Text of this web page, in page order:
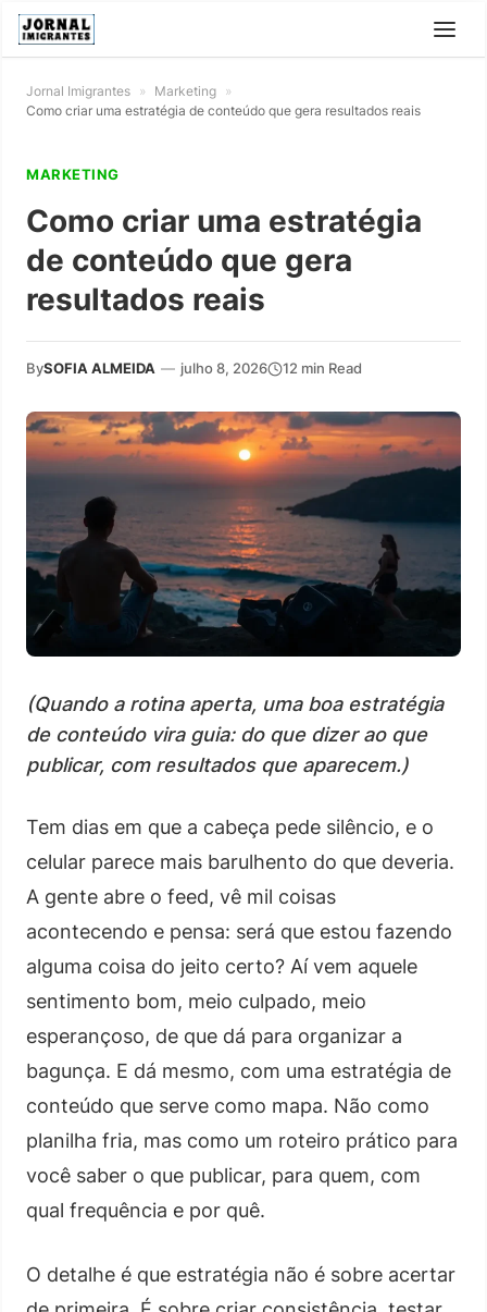
Jornal Imigrantes » Marketing »
Como criar uma estratégia de conteúdo que gera resultados reais
MARKETING
Como criar uma estratégia
de conteúdo que gera
resultados reais
BySOFIA ALMEIDA — julho 8, 2026 12 min Read
(Quando a rotina aperta, uma boa estratégia
de conteúdo vira guia: do que dizer ao que
publicar, com resultados que aparecem.)
Tem dias em que a cabeça pede silêncio, e o
celular parece mais barulhento do que deveria.
A gente abre o feed, vê mil coisas
acontecendo e pensa: será que estou fazendo
alguma coisa do jeito certo? Aí vem aquele
sentimento bom, meio culpado, meio
esperançoso, de que dá para organizar a
bagunça. E dá mesmo, com uma estratégia de
conteúdo que serve como mapa. Não como
planilha fria, mas como um roteiro prático para
você saber o que publicar, para quem, com
qual frequência e por quê.
O detalhe é que estratégia não é sobre acertar